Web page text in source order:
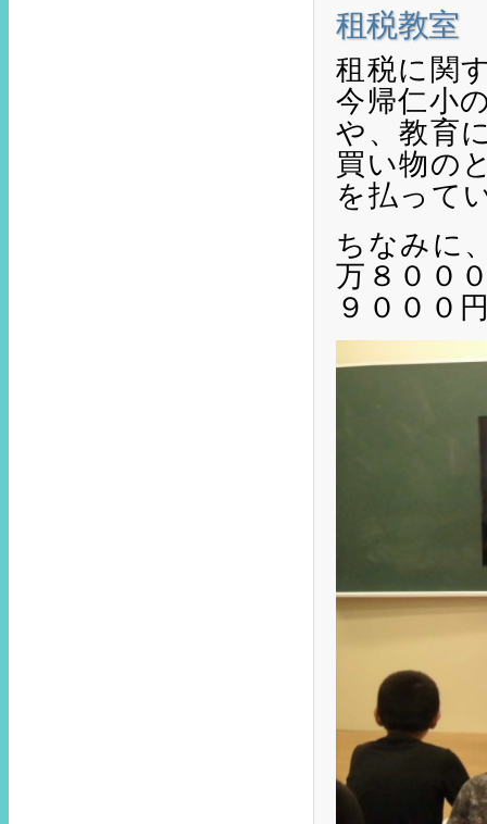
租税教室
租税に関
今帰仁小
や、教育
買い物の
を払って
ちなみに
万８００
９０００